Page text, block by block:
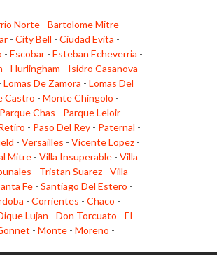
Norte - Bartolome Mitre -
- City Bell - Ciudad Evita -
- Escobar - Esteban Echeverria -
- Hurlingham - Isidro Casanova -
Lomas De Zamora - Lomas Del
Castro - Monte Chingolo -
Parque Chas - Parque Leloir -
- Paso Del Rey - Paternal -
- Versailles - Vicente Lopez -
Mitre - Villa Insuperable - Villa
- Tristan Suarez - Villa
Fe - Santiago Del Estero -
- Corrientes - Chaco -
Lujan - Don Torcuato - El
- Monte - Moreno -